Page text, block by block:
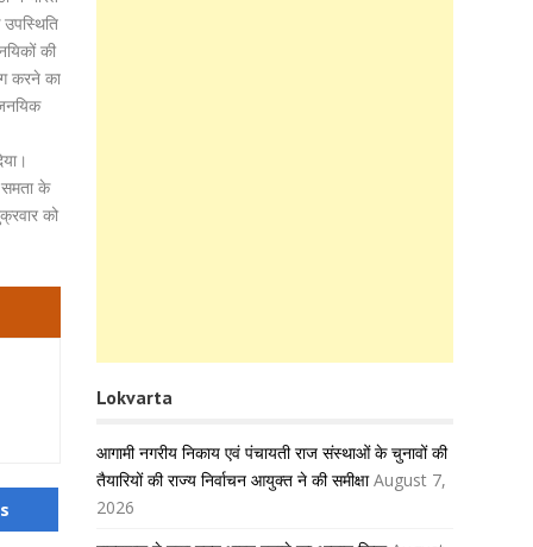
की
करने का
समता के
को
Lokvarta
आगामी नगरीय निकाय एवं पंचायती राज संस्थाओं के चुनावों की
तैयारियों की राज्य निर्वाचन आयुक्त ने की समीक्षा August 7,
2026